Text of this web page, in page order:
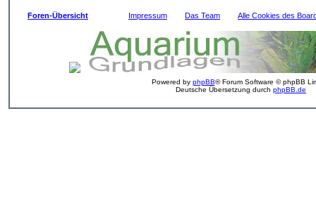
Foren-Übersicht Alle Cookies des
Das Team
Impressum
Powered by phpBB® Forum Software © phpBB
Deutsche Übersetzung durch phpBB.de